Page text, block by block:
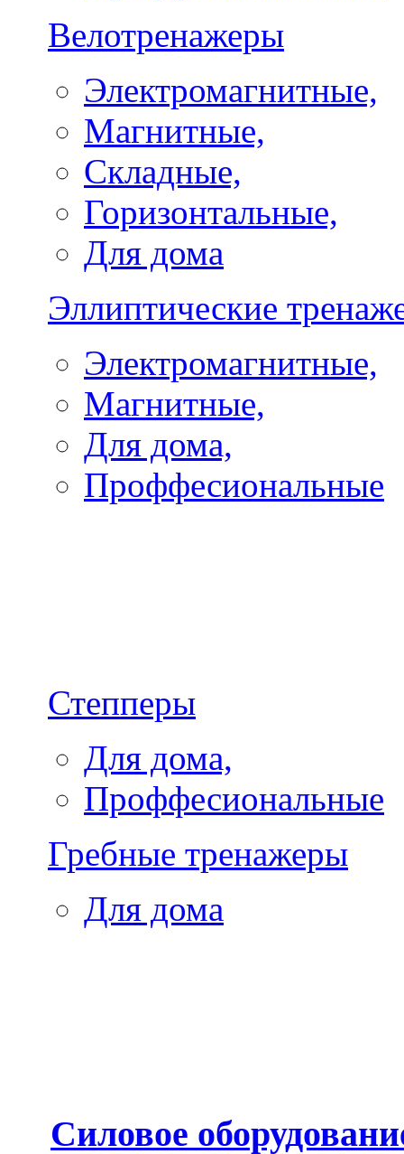
Велотренажеры
Электромагнитные,
Магнитные,
Складные,
Горизонтальные,
Для дома
Эллиптические
Электромагнитные,
Магнитные,
Для дома,
Проффесиональные
Степперы
Для дома,
Проффесиональные
Гребные тренажеры
Для дома
Силовое